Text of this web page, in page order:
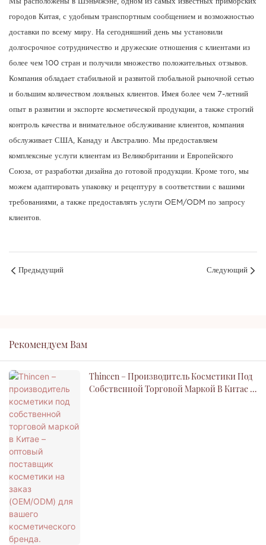
Мы расположены в Шэньчжэне, одном из самых известных приморских
городов Китая, с удобным транспортным сообщением и возможностью
доставки по всему миру. На сегодняшний день мы установили
долгосрочное сотрудничество и дружеские отношения с клиентами из
более чем 100 стран и получили множество положительных отзывов.
Компания обладает стабильной и развитой глобальной рыночной сетью
и большим количеством лояльных клиентов. Имея более чем 7-летний
опыт в развитии и экспорте косметической продукции, а также строгий
контроль качества и внимательное обслуживание клиентов, компания
обслуживает США, Канаду и Австралию. Мы предоставляем
комплексные услуги клиентам из Великобритании и Европейского
Союза, от разработки дизайна до готовой продукции. Кроме того, мы
можем адаптировать упаковку и рецептуру в соответствии с вашими
требованиями, а также предоставлять услуги OEM/ODM по запросу
клиентов.
Предыдущий Следующий
Рекомендуем Вам
Thincen – Производитель Косметики Под
Собственной Торговой Маркой В ​​Китае –